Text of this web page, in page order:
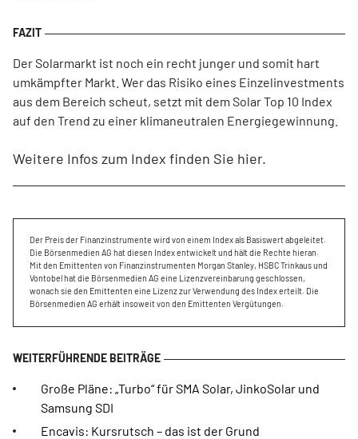
Der Solarmarkt ist noch ein recht junger und somit hart
umkämpfter Markt. Wer das Risiko eines Einzelinvestments
aus dem Bereich scheut, setzt mit dem Solar Top 10 Index
auf den Trend zu einer klimaneutralen Energiegewinnung.
Weitere Infos zum Index finden Sie hier.
Der Preis der Finanzinstrumente wird von einem Index als Basiswert abgeleitet.
Die Börsenmedien AG hat diesen Index entwickelt und hält die Rechte hieran.
Mit den Emittenten von Finanzinstrumenten Morgan Stanley, HSBC Trinkaus und
Vontobel hat die Börsenmedien AG eine Lizenzvereinbarung geschlossen,
wonach sie den Emittenten eine Lizenz zur Verwendung des Index erteilt. Die
Börsenmedien AG erhält insoweit von den Emittenten Vergütungen.
Große Pläne: „Turbo“ für SMA Solar, JinkoSolar und
Samsung SDI
Encavis: Kursrutsch – das ist der Grund